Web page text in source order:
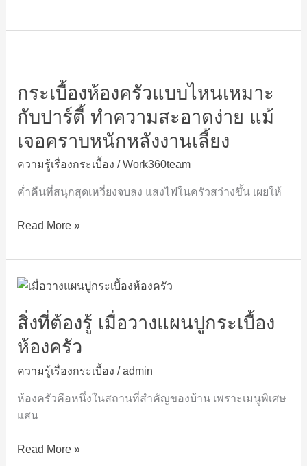
ดู
กระเบื้องห้องครัวแบบไหนเหมาะ
กับปาร์ตี้ ทำความสะอาดง่าย แม้
เจอคราบหนักหลังงานเลี้ยง
ความรู้เรื่องกระเบื้อง /Work360team
ค่ำคืนที่สนุกสุดเหวี่ยงจบลง แสงไฟในครัวสว่างขึ้น เผยให้
ครัว
แบบ
ไหน
เหมาะ
ทำความ
ง่าย
เจอ
คราบ
หลัง
งาน
เลี้ยง
Read More »
สิ่งที่ต้องรู้ เมื่อวางแผนปูกระเบื้อง
ห้องครัว
ความรู้เรื่องกระเบื้อง /admin
ห้องครัวคือหนึ่งในสถานที่สำคัญของบ้าน เพราะเมนูพิเศษ
แสน
สิ่ง
ต้อง
รู้
เมื่อ
วางแผน
กระเบื้อง
ห้อง
Read More »